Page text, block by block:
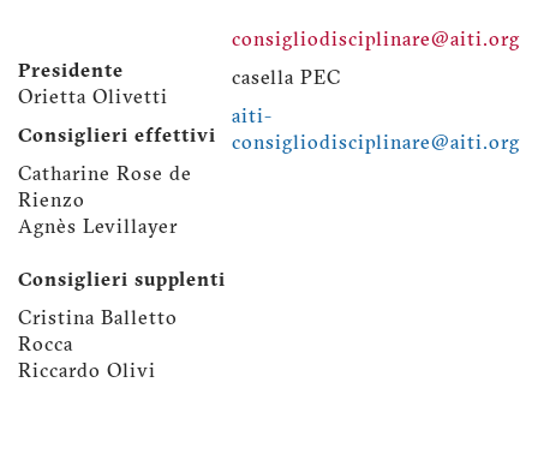
Presidente
Orietta Olivetti
Consiglieri effettivi
Catharine Rose de
Rienzo
Agnès Levillayer
Consiglieri supplenti
Cristina Balletto
Rocca
Riccardo Olivi
consigliodisciplinare@aiti.org
casella PEC
aiti-
consigliodisciplinare@aiti.org